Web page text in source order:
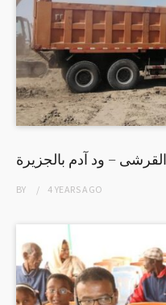
– ود آدم بالجزيرة
BY 4 YEARSAGO